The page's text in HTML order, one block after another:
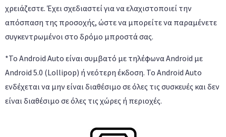
χρειάζεστε. Έχει σχεδιαστεί για να ελαχιστοποιεί την
απόσπαση της προσοχής, ώστε να μπορείτε να παραμένετε
συγκεντρωμένοι στο δρόμο μπροστά σας.
*Το Android Auto είναι συμβατό με τηλέφωνα Android με
Android 5.0 (Lollipop) ή νεότερη έκδοση. Το Android Auto
ενδέχεται να μην είναι διαθέσιμο σε όλες τις συσκευές και δεν
είναι διαθέσιμο σε όλες τις χώρες ή περιοχές.